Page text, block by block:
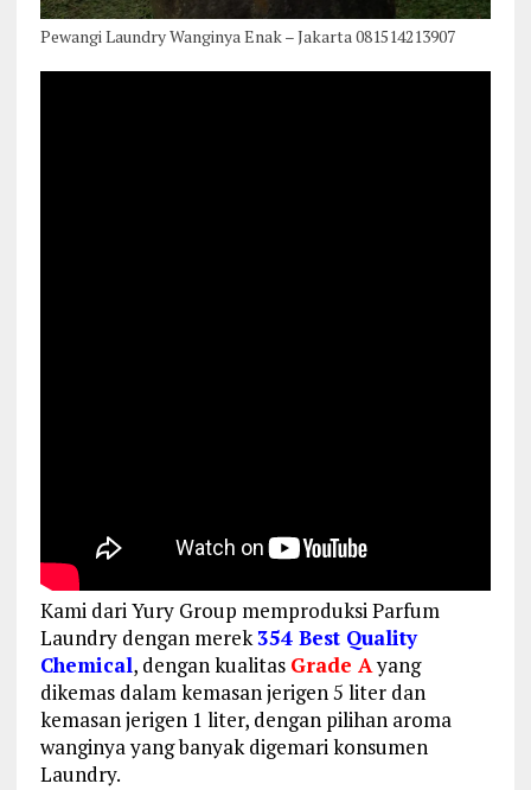
Pewangi Laundry Wanginya Enak – Jakarta 081514213907
Kami dari Yury Group memproduksi Parfum
Laundry dengan merek354 Best Quality
Chemical, dengan kualitas Grade Ayang
dikemas dalam kemasan jerigen 5 liter dan
kemasan jerigen 1 liter, dengan pilihan aroma
wanginya yang banyak digemari konsumen
Laundry.